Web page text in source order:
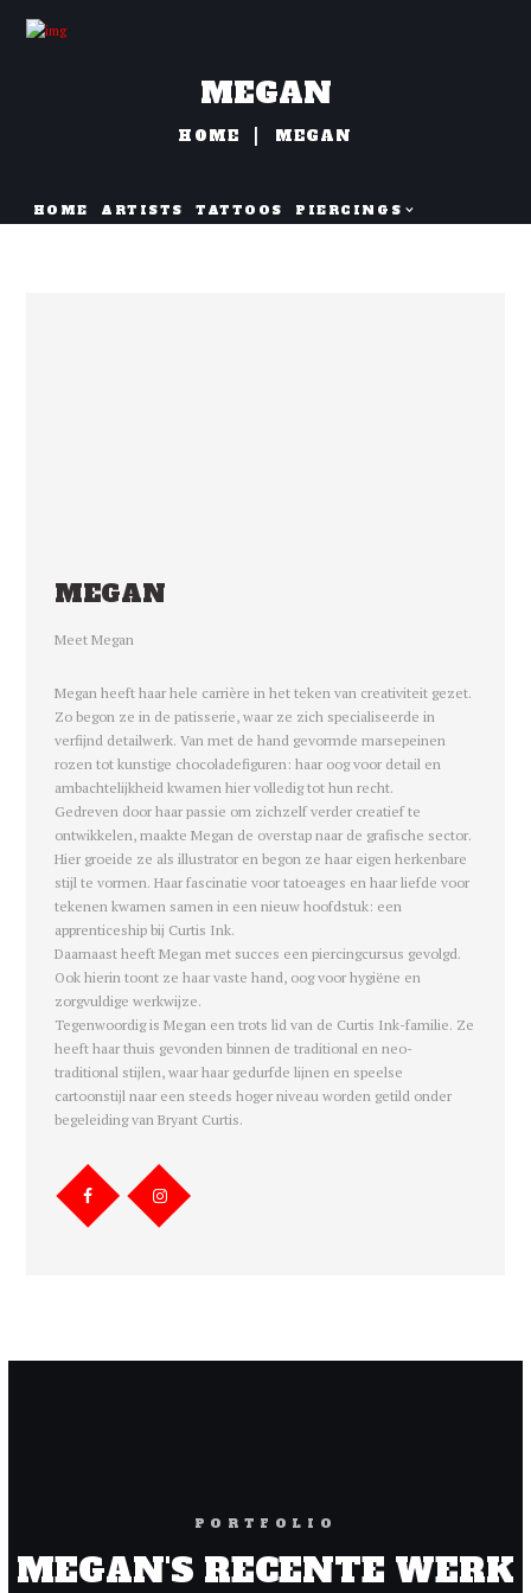
HOME ARTISTS TATTOOS
PIERCINGS
MEGAN
HOME MEGAN
MEGAN
Meet Megan
Megan heeft haar hele carrière in het teken van creativiteit gezet.
Zo begon ze in de patisserie, waar ze zich specialiseerde in
verfijnd detailwerk. Van met de hand gevormde marsepeinen
rozen tot kunstige chocoladefiguren: haar oog voor detail en
ambachtelijkheid kwamen hier volledig tot hun recht.
Gedreven door haar passie om zichzelf verder creatief te
ontwikkelen, maakte Megan de overstap naar de grafische sector.
Hier groeide ze als illustrator en begon ze haar eigen herkenbare
stijl te vormen. Haar fascinatie voor tatoeages en haar liefde voor
tekenen kwamen samen in een nieuw hoofdstuk: een
apprenticeship bij Curtis Ink.
Daarnaast heeft Megan met succes een piercingcursus gevolgd.
Ook hierin toont ze haar vaste hand, oog voor hygiëne en
zorgvuldige werkwijze.
Tegenwoordig is Megan een trots lid van de Curtis Ink-familie. Ze
heeft haar thuis gevonden binnen de traditional en neo-
traditional stijlen, waar haar gedurfde lijnen en speelse
cartoonstijl naar een steeds hoger niveau worden getild onder
begeleiding van Bryant Curtis.
PORTFOLIO
MEGAN'S RECENTE WERK